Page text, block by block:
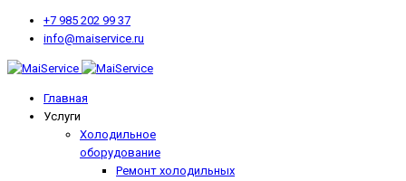
+7 985 202 99 37
info@maiservice.ru
Главная
Услуги
Холодильное
оборудование
Ремонт холодильных